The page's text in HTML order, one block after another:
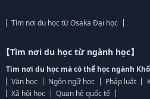
Tìm nơi du học từ Osaka Đại học
【Tìm nơi du học từ ngành học】
Tìm nơi du học mà có thể học ngành
Văn học
Ngôn ngữ học Pháp luật
Xã hội học
Quan hệ quốc tế